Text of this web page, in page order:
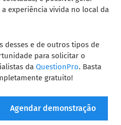
experiência vivida no local da
desses e de outros tipos de
para solicitar o
daQuestionPro. Basta
gratuito!
Agendar demonstração